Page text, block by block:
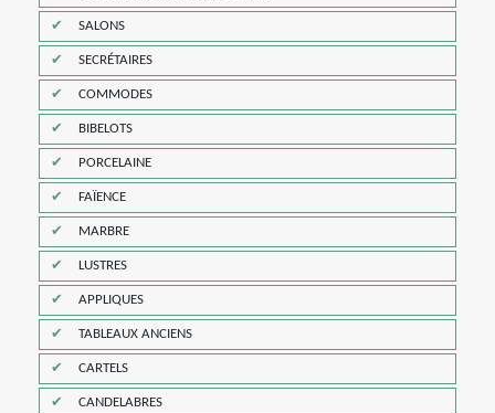
SALONS
SECRÉTAIRES
COMMODES
BIBELOTS
PORCELAINE
FAÏENCE
MARBRE
LUSTRES
APPLIQUES
TABLEAUX ANCIENS
CARTELS
CANDELABRES